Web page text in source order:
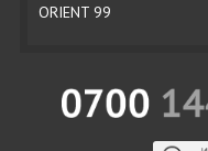
ORIENT 99